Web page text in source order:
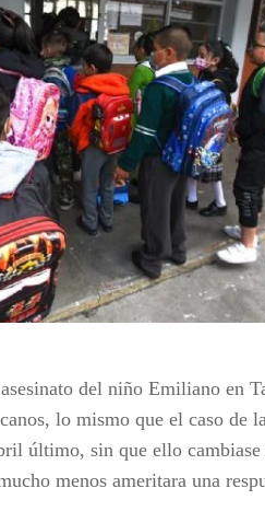
del niño Emiliano en
lo mismo que el caso de
último, sin que ello
menos ameritara una